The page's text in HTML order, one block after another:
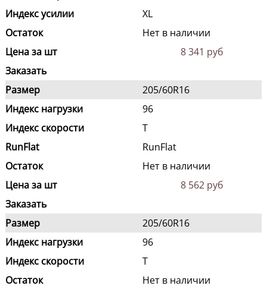
Индекс усилии
XL
Остаток
Нет в наличии
Цена за шт
8 341 руб
Заказать
Размер
205/60R16
Индекс нагрузки
96
Индекс скорости
T
RunFlat
RunFlat
Остаток
Нет в наличии
Цена за шт
8 562 руб
Заказать
Размер
205/60R16
Индекс нагрузки
96
Индекс скорости
T
Остаток
Нет в наличии